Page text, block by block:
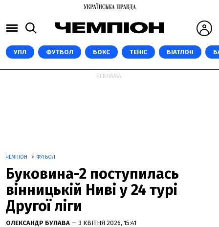
УПЛ ФУТБОЛ БОКС ТЕНІС БІАТЛОН
РЕКЛАМА:
ЧЕМПІОН ФУТБОЛ
Буковина-2 поступилась
вінницькій Ниві у 24 турі
Другої ліги
ОЛЕКСАНДР БУЛАВА — 3 КВІТНЯ 2026, 15:41